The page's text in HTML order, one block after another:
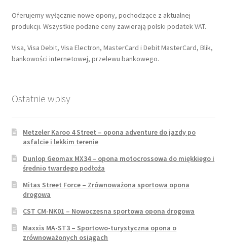
Oferujemy wyłącznie nowe opony, pochodzące z aktualnej
produkcji. Wszystkie podane ceny zawierają polski podatek VAT.
Visa, Visa Debit, Visa Electron, MasterCard i Debit MasterCard, Blik,
bankowości internetowej, przelewu bankowego.
Ostatnie wpisy
Metzeler Karoo 4 Street – opona adventure do jazdy po
asfalcie i lekkim terenie
Dunlop Geomax MX34 – opona motocrossowa do miękkiego i
średnio twardego podłoża
Mitas Street Force – Zrównoważona sportowa opona
drogowa
CST CM-NK01 – Nowoczesna sportowa opona drogowa
Maxxis MA-ST3 – Sportowo-turystyczna opona o
zrównoważonych osiągach